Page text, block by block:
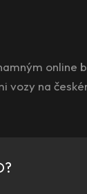
online
vozy na